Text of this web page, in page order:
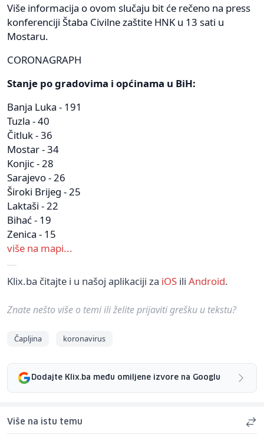
Više informacija o ovom slučaju bit će rečeno na press
konferenciji Štaba Civilne zaštite HNK u 13 sati u
Mostaru.
CORONAGRAPH
Stanje po gradovima i općinama u BiH:
Banja Luka - 191
Tuzla - 40
Čitluk - 36
Mostar - 34
Konjic - 28
Sarajevo - 26
Široki Brijeg - 25
Laktaši - 22
Bihać - 19
Zenica - 15
više na mapi...
Klix.ba čitajte i u našoj aplikaciji za iOS ili Android.
Znate nešto više o temi ili želite prijaviti grešku u tekstu?
Čapljina koronavirus
Dodajte Klix.ba među omiljene izvore na Googlu
Više na istu temu